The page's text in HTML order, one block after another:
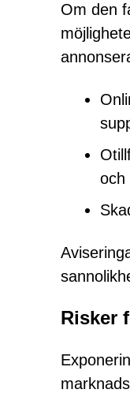
Om den
och
Risker